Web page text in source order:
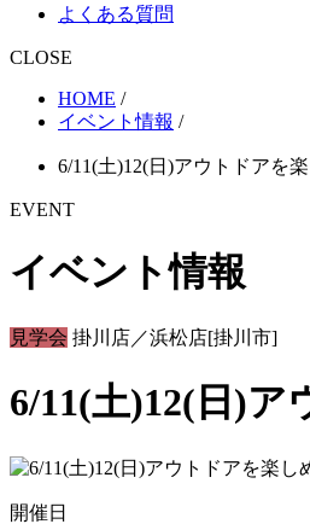
よくある質問
CLOSE
HOME /
イベント情報 /
6/11(土)12(日)アウトドアを
EVENT
イベント情報
見学会 掛川店／浜松店[掛川市]
6/11(土)12(日)
開催日